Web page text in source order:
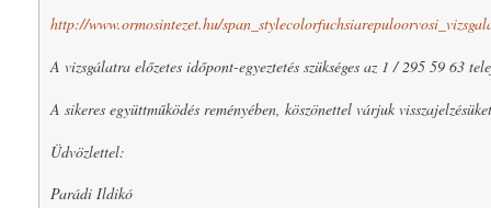
http://www.ormosintezet.hu/
A vizsgálatra előzetes időpont-egyeztetés szükséges az 1 / 295 59 63
A sikeres együttműködés reményében, köszönettel várjuk
Üdvözlettel:
Parádi Ildikó